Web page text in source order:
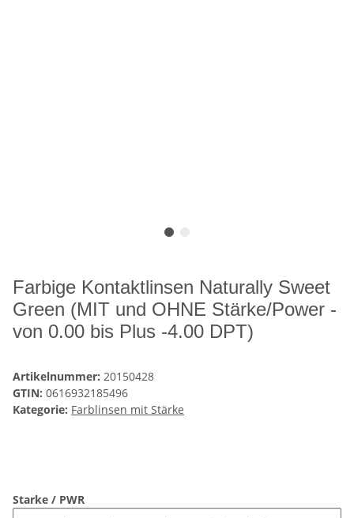
Farbige Kontaktlinsen Naturally Sweet
Green (MIT und OHNE Stärke/Power -
von 0.00 bis Plus -4.00 DPT)
Artikelnummer: 20150428
GTIN: 0616932185496
Kategorie: Farblinsen mit Stärke
Starke / PWR